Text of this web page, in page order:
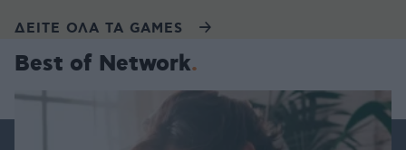
ΔΕΙΤΕ ΟΛΑ ΤΑ GAMES
Best of Network